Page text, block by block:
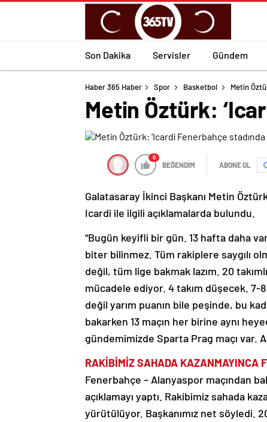
Son Dakika Servisler Gündem
Haber 365 Haber Spor Basketbol Metin
Metin Öztürk:
0
BEĞENDİM ABONE OL
Galatasaray İkinci Başkanı Metin
Icardi ile ilgili açıklamalarda bulundu.
“Bugün keyifli bir gün. 13 hafta daha
biter bilinmez. Tüm rakiplere saygılı
değil, tüm lige bakmak lazım. 20
mücadele ediyor. 4 takım düşecek. 7-8
değil yarım puanın bile peşinde, bu
bakarken 13 maçın her birine aynı
gündemimizde Sparta Prag maçı var.
RAKİBİMİZ SAHADA KAZANMAYINCA
Fenerbahçe – Alanyaspor maçından
açıklamayı yaptı. Rakibimiz sahada
yürütülüyor. Başkanımız net söyledi.